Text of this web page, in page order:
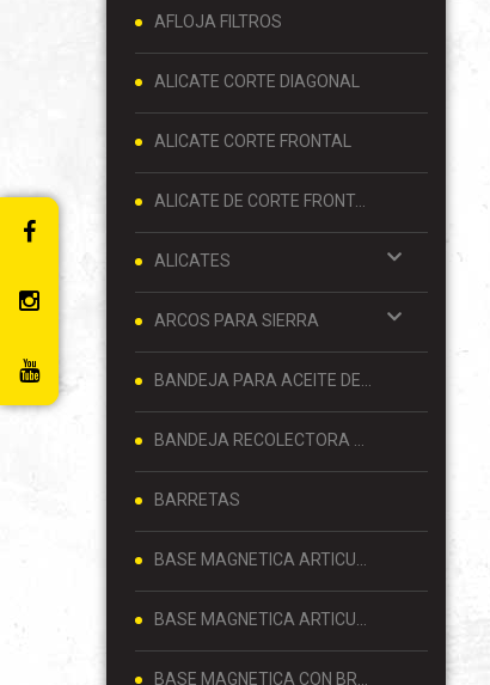
AFLOJA FILTROS
ALICATE CORTE DIAGONAL
ALICATE CORTE FRONTAL
ALICATE DE CORTE FRONTAL 8 PULGADAS
ALICATES
ARCOS PARA SIERRA
BARRETAS